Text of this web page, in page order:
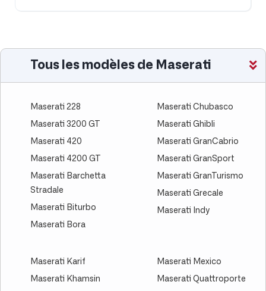
Tous les modèles de Maserati
Maserati 228
Maserati 3200 GT
Maserati 420
Maserati 4200 GT
Maserati Barchetta
Stradale
Maserati Biturbo
Maserati Bora
Maserati Chubasco
Maserati Ghibli
Maserati GranCabrio
Maserati GranSport
Maserati GranTurismo
Maserati Grecale
Maserati Indy
Maserati Karif
Maserati Khamsin
Maserati Mexico
Maserati Quattroporte